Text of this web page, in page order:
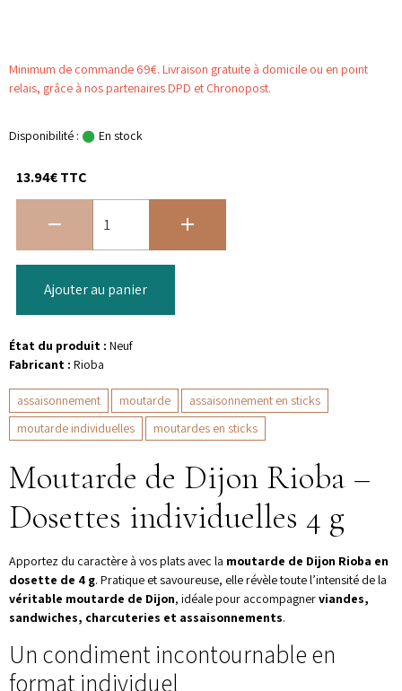
Minimum de commande 69€. Livraison gratuite à domicile ou en point
relais, grâce à nos partenaires DPD et Chronopost.
Disponibilité : En stock
13.94€ TTC
Ajouter au panier
État du produit : Neuf
Fabricant : Rioba
assaisonnement moutarde
assaisonnement en sticks
moutarde individuelles
moutardes en sticks
Moutarde de Dijon Rioba –
Dosettes individuelles 4 g
Apportez du caractère à vos plats avec la moutarde de Dijon Rioba en
dosette de 4 g. Pratique et savoureuse, elle révèle toute l’intensité de la
véritable moutarde de Dijon, idéale pour accompagnerviandes,
sandwiches, charcuteries et assaisonnements.
Un condiment incontournable en